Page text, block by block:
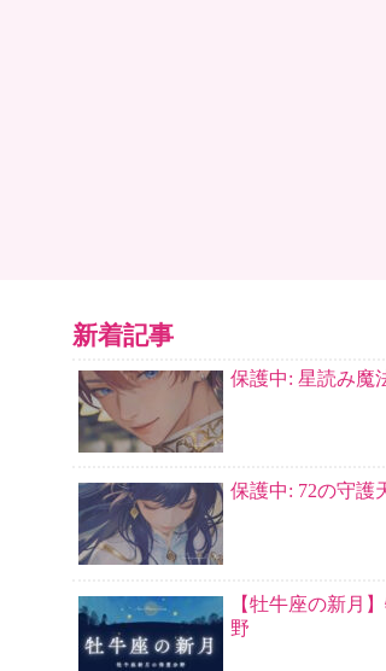
新着記事
保護中: 星読み魔
保護中: 72の守護
【牡牛座の新月
野